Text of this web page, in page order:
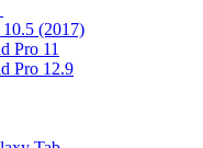
(2017)
Pro 11
Pro 12.9